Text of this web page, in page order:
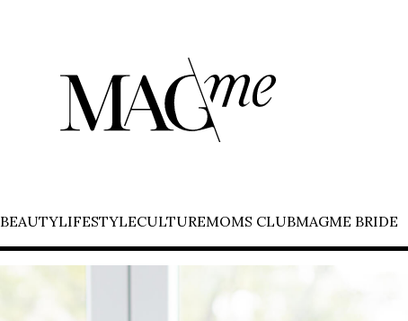
BEAUTYLIFESTYLECULTUREMOMS CLUBMAGME BRIDE